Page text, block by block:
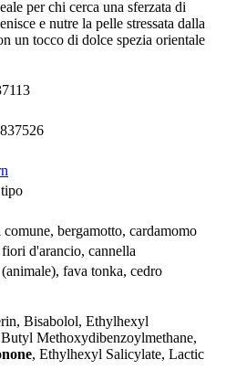
per chi cerca una sferzata di
e nutre la pelle stressata dalla
un tocco di dolce spezia orientale
comune, bergamotto, cardamomo
d'arancio, cannella
fava tonka, cedro
Bisabolol, Ethylhexyl
Methoxydibenzoylmethane,
, Ethylhexyl Salicylate, Lactic